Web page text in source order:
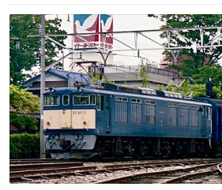
ト
数
数